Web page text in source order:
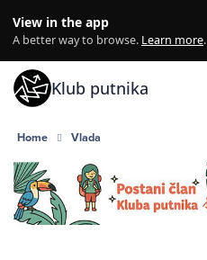
View in the app
A better way to browse. Learn more.
Klub putnika
Home Vlada